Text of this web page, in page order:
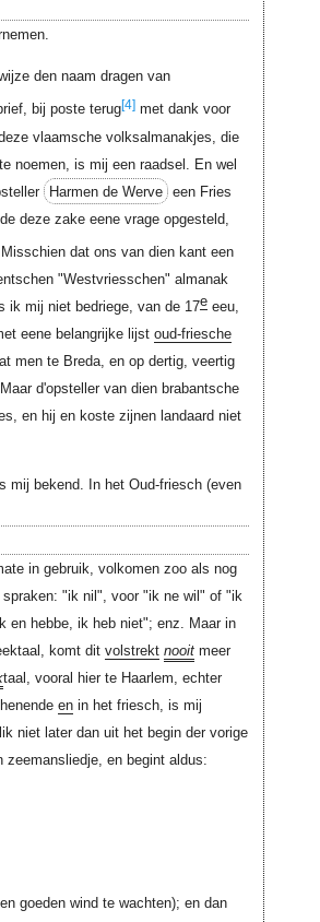
den naam dragen van
bij poste terug[4]met dank voor
vlaamsche volksalmanakjes, die
noemen, is mij een raadsel. En wel
Harmen de Werve een Fries
deze zake eene vrage opgesteld,
dat ons van dien kant een
"Westvriesschen" almanak
ik mij niet bedriege, van de 17eeeu,
eene belangrijke lijst oud-friesche
men te Breda, en op dertig, veertig
d'opsteller van dien brabantsche
en hij en koste zijnen landaard niet
mij bekend. In het Oud-friesch (even
in gebruik, volkomen zoo als nog
"ik nil", voor "ik ne wil" of "ik
en hebbe, ik heb niet"; enz. Maar in
komt dit volstrekt nooitmeer
taal, vooral hier te Haarlem, echter
enin het friesch, is mij
niet later dan uit het begin der vorige
en begint aldus:
goeden wind te wachten); en dan